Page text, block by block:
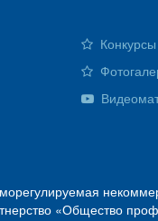
«Общество